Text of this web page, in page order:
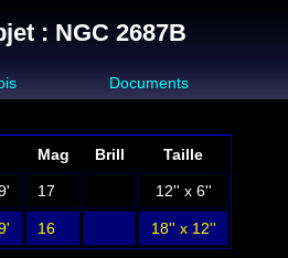
: NGC 2687B
Documents
Mag Brill Taille
17 12'' x 6''
16 18'' x 12''